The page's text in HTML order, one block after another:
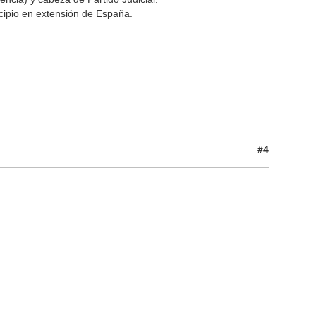
en extensión de España.
#4